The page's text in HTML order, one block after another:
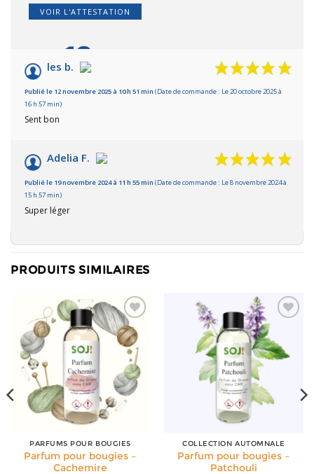
VOIR L'ATTESTATION
10
Basé sur 2 avis
les b.
Publié le 12 novembre 2025 à 10 h 51 min (Date de commande : Le 20 octobre 2025 à
16 h 57 min)
Sent bon
Adelia F.
Publié le 19 novembre 2024 à 11 h 55 min (Date de commande : Le 8 novembre 2024 à
15 h 57 min)
Super léger
PRODUITS SIMILAIRES
PARFUMS POUR BOUGIES
Parfum pour bougies –
Cachemire
COLLECTION AUTOMNALE
Parfum pour bougies –
Patchouli